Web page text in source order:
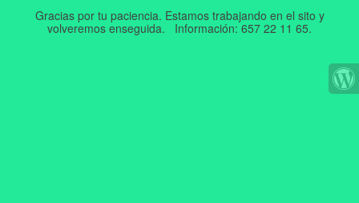
Gracias por tu paciencia. Estamos trabajando en el sito y
volveremos enseguida. Información: 657 22 11 65.